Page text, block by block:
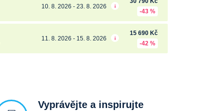
10. 8. 2026 - 23. 8. 2026 i
-43 %
11. 8. 2026 - 15. 8. 2026 i
15 690 Kč
-42 %
Vyprávějte a inspirujte